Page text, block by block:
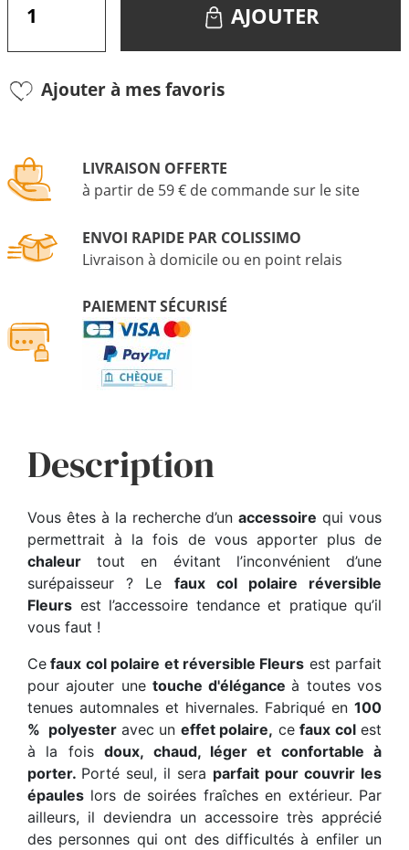
AJOUTER
Ajouter à mes favoris
LIVRAISON OFFERTE
à partir de 59 € de commande sur le site
ENVOI RAPIDE PAR COLISSIMO
Livraison à domicile ou en point relais
PAIEMENT SÉCURISÉ
Description
Vous êtes à la recherche d’unaccessoire qui vous
permettrait à la fois de vous apporter plus de
chaleur tout en évitant l’inconvénient d’une
surépaisseur ? Le faux col polaire réversible
Fleurs est l’accessoire tendance et pratique qu’il
vous faut !
Ce faux col polaire et réversible Fleurs est parfait
pour ajouter une touche d'éléganceà toutes vos
tenues automnales et hivernales. Fabriqué en 100
% polyester avec un effet polaire, ce faux colest
à la foisdoux, chaud, léger et confortable à
porter. Porté seul, il sera parfait pour couvrir les
épaules lors de soirées fraîches en extérieur. Par
ailleurs, il deviendra un accessoire très apprécié
des personnes qui ont des difficultés à enfiler un